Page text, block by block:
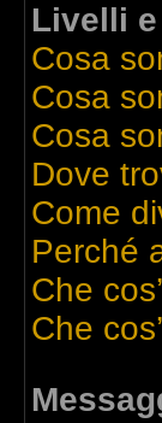
Livelli
Cosa
Cosa
Cosa
Dove
Come
Perché
Che
Che